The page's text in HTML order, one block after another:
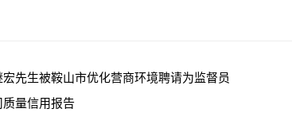
先生被鞍山市优化营商环境聘请为监督员
量信用报告